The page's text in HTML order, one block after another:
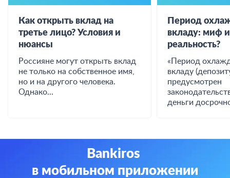
Как открыть вклад на
третье лицо? Условия и
нюансы
Россияне могут открыть вклад
не только на собственное имя,
но и на другого человека.
Однако...
Период
вкладу: миф
реальность?
«Период
вкладу
предусмотрен
деньги
Bankiros
в мобильном приложении